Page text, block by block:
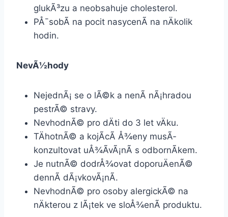
glukÃ³zu a neobsahuje cholesterol.
PÅ¯sobÃ­ na pocit nasycenÃ­ na nÄkolik
hodin.
NevÃ½hody
NejednÃ¡ se o lÃ©k a nenÃ­ nÃ¡hradou
pestrÃ© stravy.
NevhodnÃ© pro dÄti do 3 let vÄku.
TÄhotnÃ© a kojÃ­cÃ­ Å¾eny musÃ­
konzultovat uÅ¾Ã­vÃ¡nÃ­ s odbornÃ­kem.
Je nutnÃ© dodrÅ¾ovat doporuÄenÃ©
dennÃ­ dÃ¡vkovÃ¡nÃ­.
NevhodnÃ© pro osoby alergickÃ© na
nÄkterou z lÃ¡tek ve sloÅ¾enÃ­ produktu.